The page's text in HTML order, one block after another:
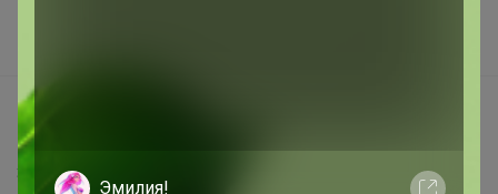
support@24-ok.ru
Написать в поддержку
Защита покупателя
Эмилия!